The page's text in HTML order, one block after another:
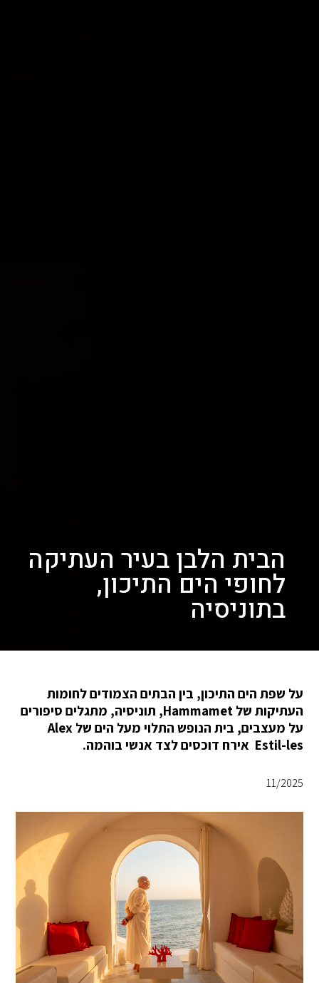
הבית הלבן בעיר העתיקה
לחופי הים התיכון,
בתוניסיה
על שפת הים התיכון, בין הבתים הצמודים לחומות
העתיקות של Hammamet, תוניסיה, מתגלים סיפורים
על מעצבים, בית הנופש התלוי מעל הים של Alex
Estil-les אירח דוכסים לצד אנשי בוהמה.
11/2025